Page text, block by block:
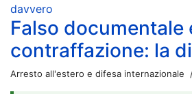
davvero
Falso documentale
contraffazione: la
Arresto all'estero e difesa internazionale